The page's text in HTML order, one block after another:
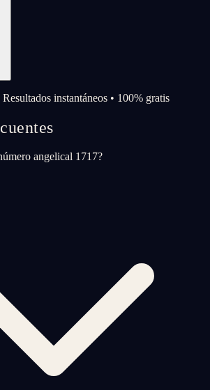
instantáneos • 100% gratis
angelical 1717?